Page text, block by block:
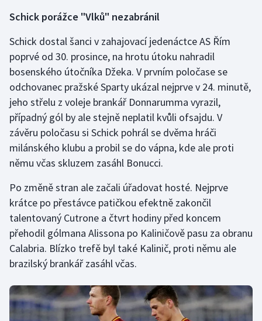
Judo
Krasobruslení
Lezení
Lyže a snowboard
Moderní pětiboj
Motorsport
Olympijské hry
Parasport
Plavání
Plážový volejbal
Ragby
Schick porážce "Vlků" nezabránil
Schick dostal šanci v zahajovací jedenáctce AS Řím
poprvé od 30. prosince, na hrotu útoku nahradil
bosenského útočníka Džeka. V prvním poločase se
odchovanec pražské Sparty ukázal nejprve v 24. minutě,
jeho střelu z voleje brankář Donnarumma vyrazil,
případný gól by ale stejně neplatil kvůli ofsajdu. V
závěru poločasu si Schick pohrál se dvěma hráči
milánského klubu a probil se do vápna, kde ale proti
němu včas skluzem zasáhl Bonucci.
Po změně stran ale začali úřadovat hosté. Nejprve
krátce po přestávce patičkou efektně zakončil
talentovaný Cutrone a čtvrt hodiny před koncem
přehodil gólmana Alissona po Kaliničově pasu za obranu
Calabria. Blízko trefě byl také Kalinič, proti němu ale
brazilský brankář zasáhl včas.